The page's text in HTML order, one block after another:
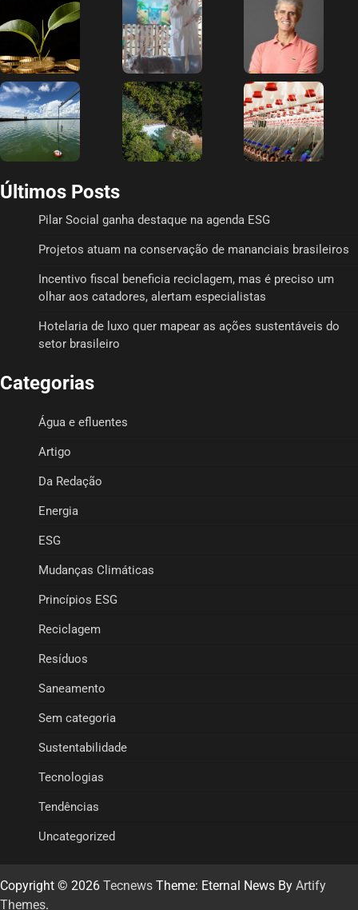
Últimos Posts
Pilar Social ganha destaque na agenda ESG
Projetos atuam na conservação de mananciais brasileiros
Incentivo fiscal beneficia reciclagem, mas é preciso um
olhar aos catadores, alertam especialistas
Hotelaria de luxo quer mapear as ações sustentáveis do
setor brasileiro
Categorias
Água e efluentes
Artigo
Da Redação
Energia
ESG
Mudanças Climáticas
Princípios ESG
Reciclagem
Resíduos
Saneamento
Sem categoria
Sustentabilidade
Tecnologias
Tendências
Uncategorized
Copyright © 2026 Tecnews Theme: Eternal News By Artify
Themes.